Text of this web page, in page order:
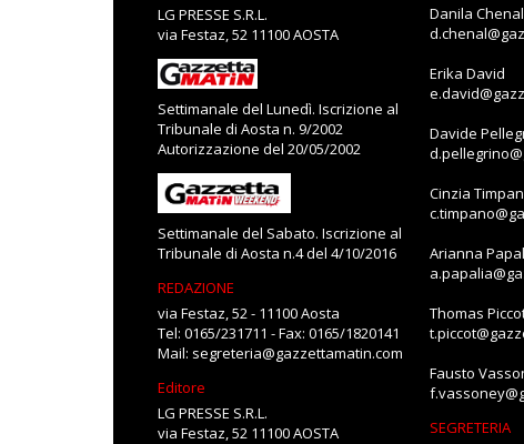
LG PRESSE S.R.L.
via Festaz, 52 11100 AOSTA
Settimanale del Lunedì. Iscrizione al
Tribunale di Aosta n. 9/2002
Autorizzazione del 20/05/2002
Settimanale del Sabato. Iscrizione al
Tribunale di Aosta n.4 del 4/10/2016
REDAZIONE
via Festaz, 52 - 11100 Aosta
Tel: 0165/231711 - Fax: 0165/1820141
Mail: segreteria@gazzettamatin.com
Editore
LG PRESSE S.R.L.
via Festaz, 52 11100 AOSTA
Danila Chenal
Erika David
Davide
Cinzia
Arianna
Thomas
Fausto
SEGRETERIA